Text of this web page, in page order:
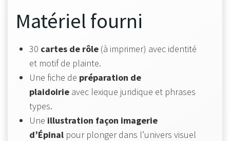
Matériel fourni
30 cartes de rôle (à imprimer) avec identité
et motif de plainte.
Une fiche de préparation de
plaidoirie avec lexique juridique et phrases
types.
Une illustration façon imagerie
d’Épinal pour plonger dans l’univers visuel